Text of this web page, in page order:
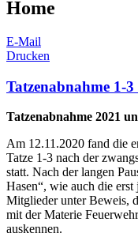
Home
E-Mail
Drucken
Tatzenabnahme 1-
Tatzenabnahme 2021
Am 12.11.2020 fand die
Tatze 1-3 nach der
statt. Nach der langen
Hasen“, wie auch die erst
Mitglieder unter Beweis,
mit der Materie
auskennen.